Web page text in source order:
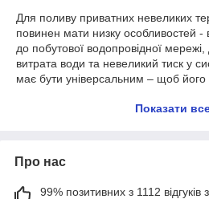
Для поливу приватних невеликих
повинен мати низку особливостей -
до побутової водопровідної
витрата води та невеликий тиск у
має бути універсальним – щоб
цілей ідеально підходять вертушки
рівномірно без утворення сухих
зрошувачем.
Показати
Про нас
99% позитивних з 1112 відгуків